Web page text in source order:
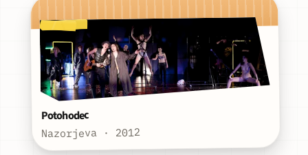
Potohodec
Nazorjeva · 2012